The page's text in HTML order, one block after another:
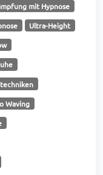
mit Hypnose
Ultra-Height
Waving